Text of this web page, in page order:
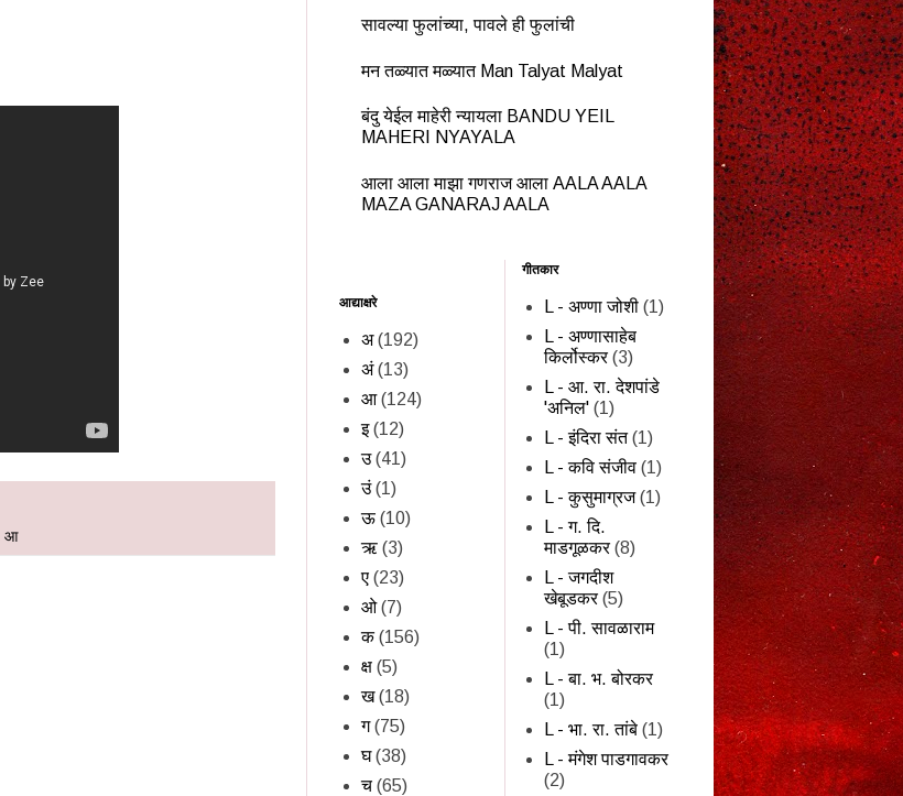
आ
सावल्या फुलांच्या, पावले ही फुलांची
मन तळ्यात मळ्यात Man Talyat Malyat
बंदु येईल माहेरी न्यायला BANDU YEIL
MAHERI NYAYALA
आला आला माझा गणराज आला AALA AALA
MAZA GANARAJ AALA
आद्याक्षरे
अ (192)
अं (13)
आ (124)
इ (12)
उ (41)
उं (1)
ऊ (10)
ऋ (3)
ए (23)
ओ (7)
क (156)
क्ष (5)
ख (18)
ग (75)
घ (38)
च (65)
गीतकार
L - अण्णा जोशी (1)
L - अण्णासाहेब
किर्लोस्कर (3)
L - आ. रा. देशपांडे
'अनिल' (1)
L - इंदिरा संत (1)
L - कवि संजीव (1)
L - कुसुमाग्रज (1)
L - ग. दि.
माडगूळकर (8)
L - जगदीश
खेबूडकर (5)
L - पी. सावळाराम
(1)
L - बा. भ. बोरकर
(1)
L - भा. रा. तांबे (1)
L - मंगेश पाडगावकर
(2)